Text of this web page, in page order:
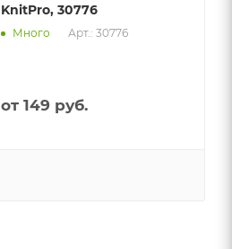
KnitPro, 30776
Много Арт.: 30776
от149 руб.